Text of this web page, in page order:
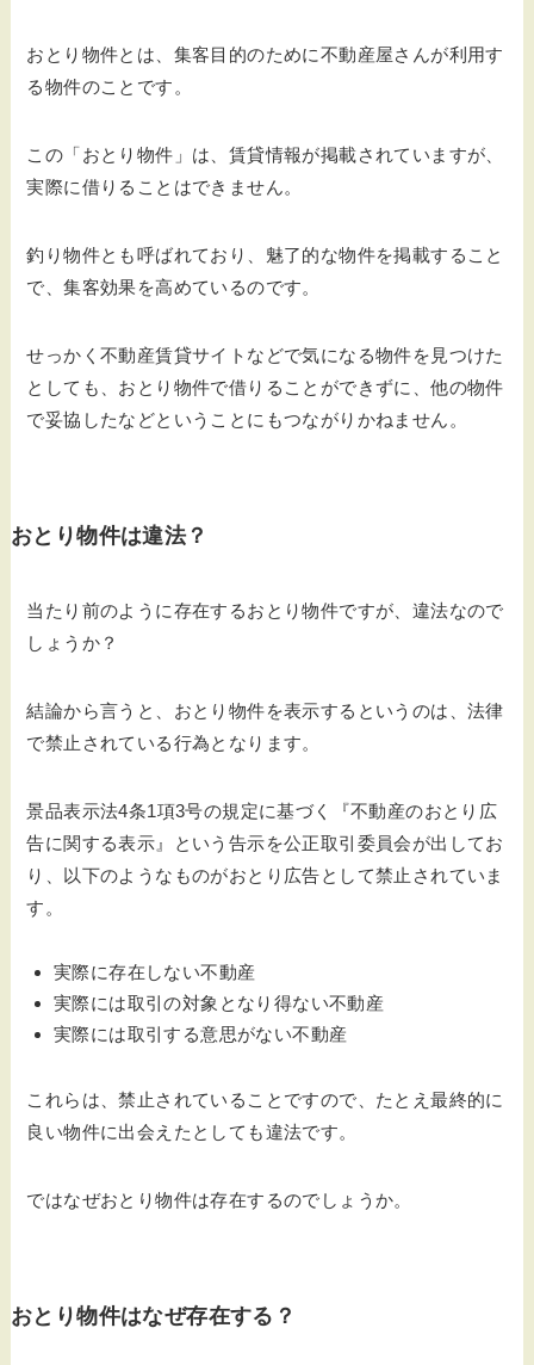
おとり物件とは、集客目的のために不動産屋さんが利用す
る物件のことです。
この「おとり物件」は、賃貸情報が掲載されていますが、
実際に借りることはできません。
釣り物件とも呼ばれており、魅了的な物件を掲載すること
で、集客効果を高めているのです。
せっかく不動産賃貸サイトなどで気になる物件を見つけた
としても、おとり物件で借りることができずに、他の物件
で妥協したなどということにもつながりかねません。
おとり物件は違法？
当たり前のように存在するおとり物件ですが、違法なので
しょうか？
結論から言うと、おとり物件を表示するというのは、法律
で禁止されている行為となります。
景品表示法4条1項3号の規定に基づく『不動産のおとり広
告に関する表示』という告示を公正取引委員会が出してお
り、以下のようなものがおとり広告として禁止されていま
す。
実際に存在しない不動産
実際には取引の対象となり得ない不動産
実際には取引する意思がない不動産
これらは、禁止されていることですので、たとえ最終的に
良い物件に出会えたとしても違法です。
ではなぜおとり物件は存在するのでしょうか。
おとり物件はなぜ存在する？